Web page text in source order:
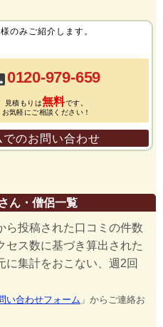
のみご紹介します。
0120-979-659
見積もりは無料です。
お気軽にご相談ください！
でのお問い合わせ
ん・僧侶一覧
ら投稿された口コミの件数
セス数に基づき算出された
に集計をおこない、週2回
い合わせフォーム 」からご連絡お